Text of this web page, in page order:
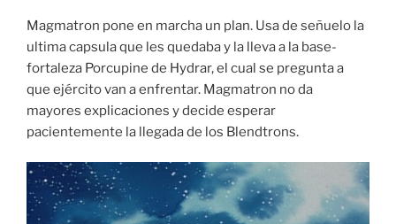
Magmatron pone en marcha un plan. Usa de señuelo la
ultima capsula que les quedaba y la lleva a la base-
fortaleza Porcupine de Hydrar, el cual se pregunta a
que ejército van a enfrentar. Magmatron no da
mayores explicaciones y decide esperar
pacientemente la llegada de los Blendtrons.